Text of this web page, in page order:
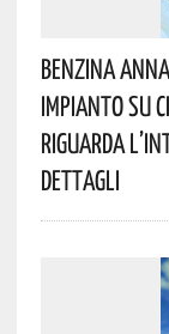
Benzina
Impianto Su
Riguarda
Dettagli